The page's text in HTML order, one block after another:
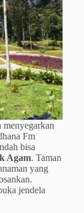
menyegarkan
Fm
bisa
Agam. Taman
yang
jendela